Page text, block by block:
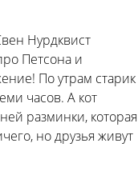
Нурдквист
Петсона и
По утрам старик
часов. А кот
разминки, которая
но друзья живут